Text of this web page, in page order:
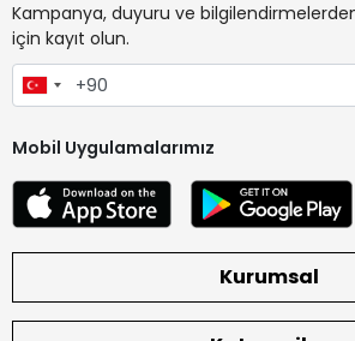
Kampanya, duyuru ve
için kayıt olun.
Mobil Uygulamalarımız
Kurumsal